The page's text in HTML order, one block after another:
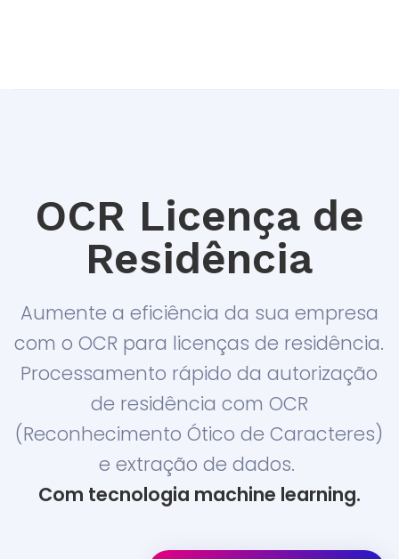
OCR Licença de
Residência
Aumente a eficiência da sua empresa
com o OCR para licenças de residência.
Processamento rápido da autorização
de residência com OCR
(Reconhecimento Ótico de Caracteres)
e extração de dados.
Com tecnologia machine learning.